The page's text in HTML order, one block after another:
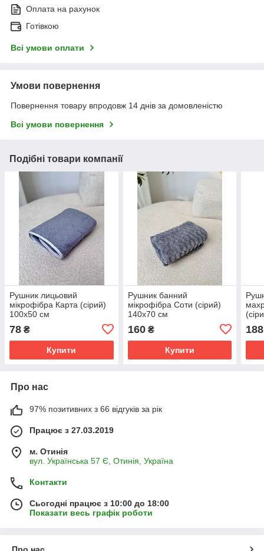
Оплата на рахунок
Готівкою
Всі умови оплати
Умови повернення
Повернення товару впродовж 14 днів за домовленістю
Всі умови повернення
Подібні товари компанії
Рушник лицьовий
мікрофібра Карта (сірий)
100х50 см
78 ₴
Купити
Рушник банний
мікрофібра Соти (сірий)
140х70 см
160₴
Купити
188
Про нас
97% позитивних з 66 відгуків за рік
Працює з 27.03.2019
м. Отинія
вул. Українська 57 Є, Отинія, Україна
Контакти
Сьогодні працює з 10:00 до 18:00
Показати весь графік роботи